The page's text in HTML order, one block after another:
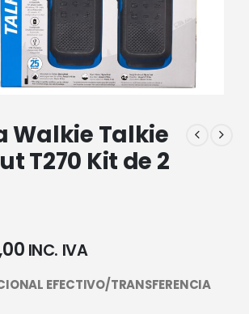
Walkie Talkie
T270 Kit de 2
INC. IVA
EFECTIVO/TRANSFERENCIA